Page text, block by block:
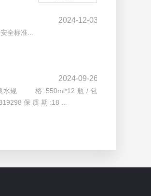
2024-12-03
全标准...
2024-09-26
规 格 :550ml*12 瓶 / 包
保 质 期 :18 ...